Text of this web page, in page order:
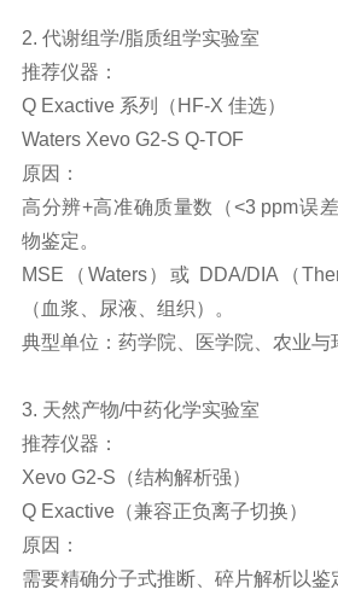
2. 代谢组学/脂质组学实验室
推荐仪器：
Q Exactive 系列（HF-X 佳选）
Waters Xevo G2-S Q-TOF
原因：
高分辨+高准确质量数（<3 ppm误
物鉴定。
MSE（Waters）或 DDA/DIA（
（血浆、尿液、组织）。
典型单位：药学院、医学院、农业与
3. 天然产物/中药化学实验室
推荐仪器：
Xevo G2-S（结构解析强）
Q Exactive（兼容正负离子切换）
原因：
需要精确分子式推断、碎片解析以鉴